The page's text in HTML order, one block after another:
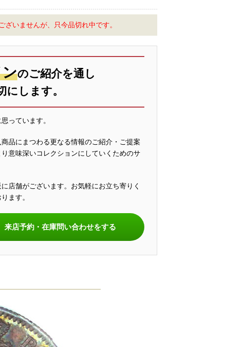
ざいませんが、只今品切れ中です。
のご紹介を通し
にします。
っています。
品にまつわる更なる情報のご紹介・ご提案
意味深いコレクションにしていくためのサ
店舗がございます。お気軽にお立ち寄りく
ます。
来店予約・在庫問い合わせをする